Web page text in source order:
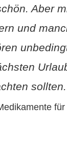
Aber
und
sollten.